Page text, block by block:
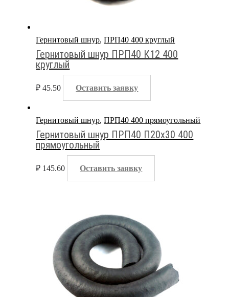
Гернитовый шнур,ПРП40 400 круглый
Гернитовый шнур ПРП40 К12 400
круглый
₽ 45.50 Оставить заявку
Гернитовый шнур,ПРП40 400 прямоугольный
Гернитовый шнур ПРП40 П20х30 400
прямоугольный
₽ 145.60 Оставить заявку